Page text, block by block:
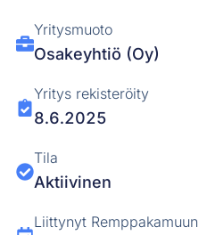
Yritysmuoto
Osakeyhtiö (Oy)
Yritys rekisteröity
8.6.2025
Tila
Aktiivinen
Liittynyt Remppakamuun